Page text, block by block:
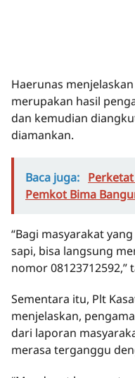
Haerunas
merupakan hasil
dan kemudian
diamankan.
Baca juga:
Pemkot Bima
“Bagi masyarakat
sapi, bisa langsung
nomor 08123712592,”
Sementara itu, Plt
menjelaskan,
dari laporan
merasa terganggu